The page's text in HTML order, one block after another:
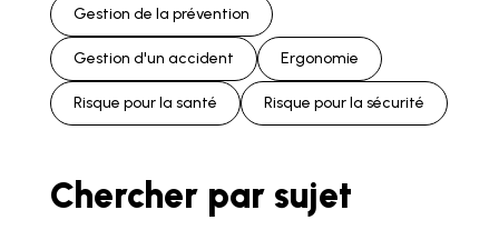
Gestion de la prévention
Gestion d'un accident Ergonomie
Risque pour la santé Risque pour la sécurité
Chercher par sujet